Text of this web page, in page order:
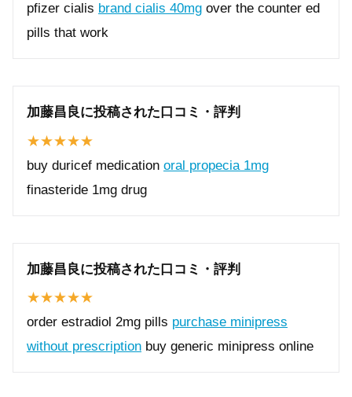
pfizer cialis brand cialis 40mg over the counter ed
pills that work
加藤昌良に投稿された口コミ・評判
buy duricef medication oral propecia 1mg
finasteride 1mg drug
加藤昌良に投稿された口コミ・評判
order estradiol 2mg pills purchase minipress
without prescription buy generic minipress online